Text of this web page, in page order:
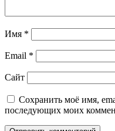
Имя *
Email *
Сайт
Сохранить моё имя,
последующих моих